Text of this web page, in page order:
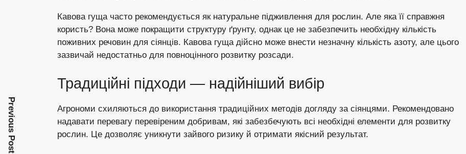
Кавова гуща часто рекомендується як натуральне підживлення для рослин. Але яка її справжня
користь? Вона може покращити структуру ґрунту, однак це не забезпечить необхідну кількість
поживних речовин для сіянців. Кавова гуща дійсно може внести незначну кількість азоту, але цього
зазвичай недостатньо для повноцінного розвитку розсади.
Традиційні підходи — надійніший вибір
Агрономи схиляються до використання традиційних методів догляду за сіянцями. Рекомендовано
надавати перевагу перевіреним добривам, які забезбечують всі необхідні елементи для розвитку
рослин. Це дозволяє уникнути зайвого ризику й отримати якісний результат.
Previous Post